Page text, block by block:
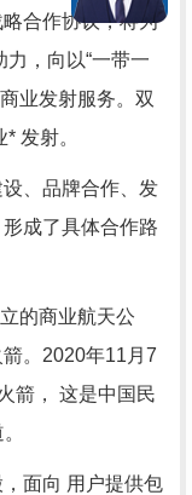
合作协议，将为
，向以“一带一
业发射服务。双
发射。
、品牌合作、发
成了具体合作路
的商业航天公
。2020年11月7
箭， 这是中国民
面向 用户提供包